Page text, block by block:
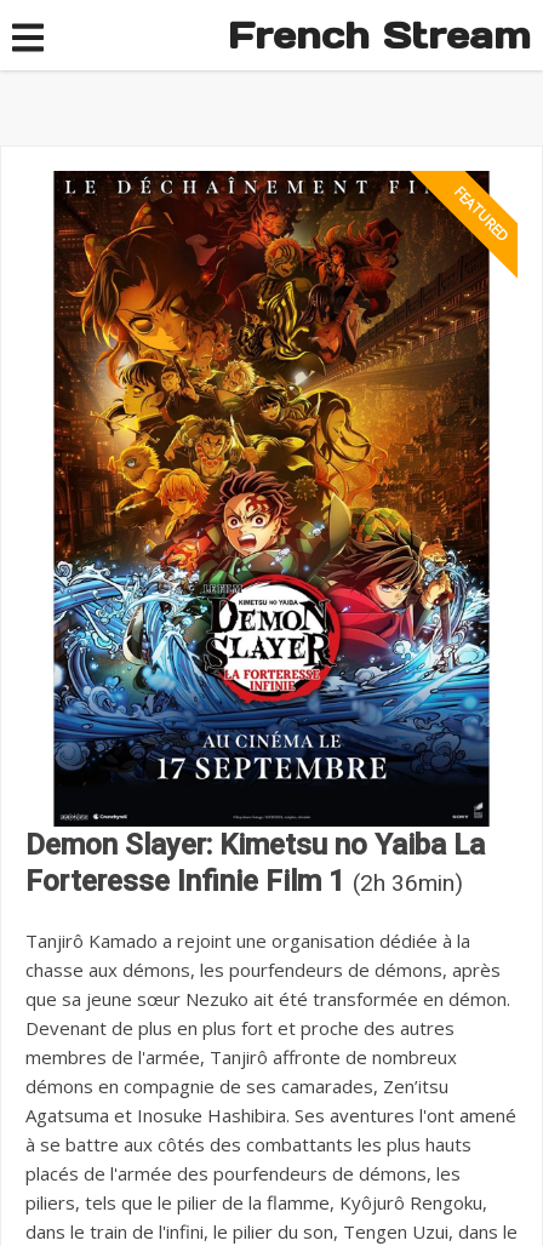
French Stream
Demon Slayer: Kimetsu no Yaiba La
Forteresse Infinie Film 1 (2h 36min)
Tanjirô Kamado a rejoint une organisation dédiée à la
chasse aux démons, les pourfendeurs de démons, après
que sa jeune sœur Nezuko ait été transformée en démon.
Devenant de plus en plus fort et proche des autres
membres de l'armée, Tanjirô affronte de nombreux
démons en compagnie de ses camarades, Zen’itsu
Agatsuma et Inosuke Hashibira. Ses aventures l'ont amené
à se battre aux côtés des combattants les plus hauts
placés de l'armée des pourfendeurs de démons, les
piliers, tels que le pilier de la flamme, Kyôjurô Rengoku,
dans le train de l'infini, le pilier du son, Tengen Uzui, dans le